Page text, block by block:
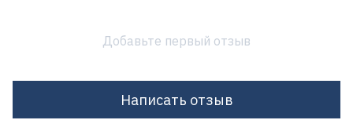
Добавьте первый отзыв
Написать отзыв